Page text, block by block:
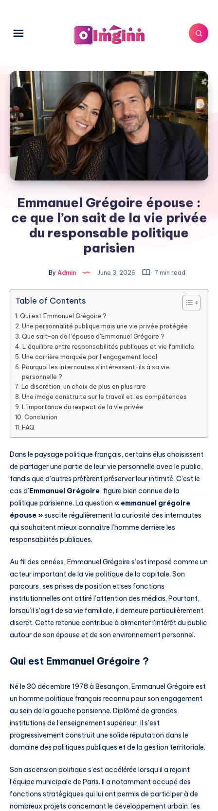
Emmanuel Grégoire épouse :
ce que l’on sait de la vie privée
du responsable politique
parisien
By Admin June 3, 2026 7 min read
Table of Contents
Qui est Emmanuel Grégoire ?
Une personnalité publique mais une vie privée protégée
Que sait-on de l’épouse d’Emmanuel Grégoire ?
L’équilibre entre responsabilités publiques et vie familiale
Une carrière marquée par l’engagement local
Pourquoi les internautes s’intéressent-ils à sa vie
personnelle ?
La discrétion, un choix de plus en plus rare
Une image construite sur le travail et les compétences
L’importance du respect de la vie privée
Conclusion
FAQ
Dans le paysage politique français, certains élus choisissent
de partager une partie de leur vie personnelle avec le public,
tandis que d’autres préfèrent préserver leur intimité. C’est le
cas d’ Emmanuel Grégoire, figure bien connue de la
politique parisienne. La question « emmanuel grégoire
épouse »suscite régulièrement la curiosité des internautes
qui souhaitent mieux connaître l’homme derrière les
responsabilités publiques.
Au fil des années, Emmanuel Grégoire s’est imposé comme un
acteur important de la vie politique de la capitale. Son
parcours, ses prises de position et ses fonctions
institutionnelles ont attiré l’attention des médias. Pourtant,
lorsqu’il s’agit de sa vie familiale, il demeure particulièrement
discret. Cette retenue contribue à alimenter l’intérêt du public
autour de son épouse et de son environnement personnel.
Qui est Emmanuel Grégoire ?
Né le 30 décembre 1978 à Besançon, Emmanuel Grégoire est
un homme politique français reconnu pour son engagement
au sein de la gauche parisienne. Diplômé de grandes
institutions de l’enseignement supérieur, il s’est
progressivement construit une solide réputation dans le
domaine des politiques publiques et de la gestion territoriale.
Son ascension politique s’est accélérée lorsqu’il a rejoint
l’équipe municipale de Paris. Il a notamment occupé des
fonctions stratégiques qui lui ont permis de participer à de
nombreux projets concernant le développement urbain, les